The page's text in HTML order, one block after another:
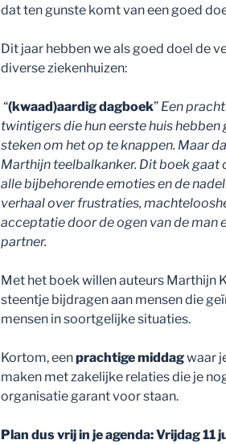
dat ten gunste komt van een goed
Dit jaar hebben we als goed doel de
diverse ziekenhuizen:
“(kwaad)aardig dagboek” Een
twintigers die hun eerste huis hebben
steken om het op te knappen. Maar
Marthijn teelbalkanker. Dit boek gaat
alle bijbehorende emoties en de
verhaal over frustraties,
acceptatie door de ogen van de man
partner.
Met het boek willen auteurs Marthijn
steentje bijdragen aan mensen die
mensen in soortgelijke situaties.
Kortom, eenprachtige middagwaar
maken met zakelijke relaties die je
organisatie garant voor staan.
Plan dus vrij in je agenda: Vrijdag 11